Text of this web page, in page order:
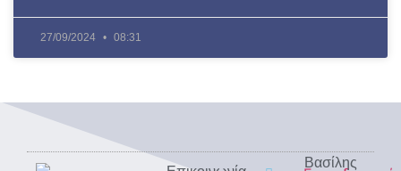
27/09/2024 08:31
Βασίλης